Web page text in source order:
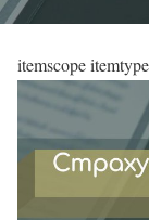
itemscope